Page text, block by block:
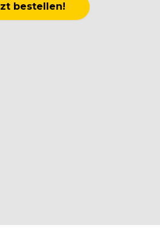
bestellen!